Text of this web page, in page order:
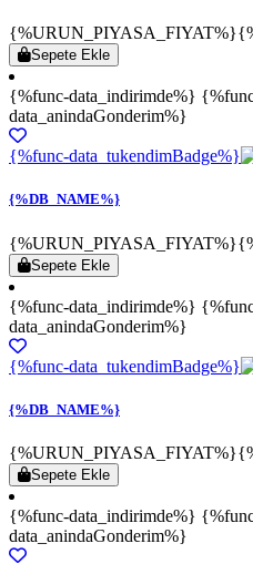
{%URUN_PIYASA_FIYAT%}
Sepete Ekle
{%func-data_indirimde%}
data_anindaGonderim%}
{%func-data_tukendimBadge%}
{%DB_NAME%}
{%URUN_PIYASA_FIYAT%}
Sepete Ekle
{%func-data_indirimde%}
data_anindaGonderim%}
{%func-data_tukendimBadge%}
{%DB_NAME%}
{%URUN_PIYASA_FIYAT%}
Sepete Ekle
{%func-data_indirimde%}
data_anindaGonderim%}